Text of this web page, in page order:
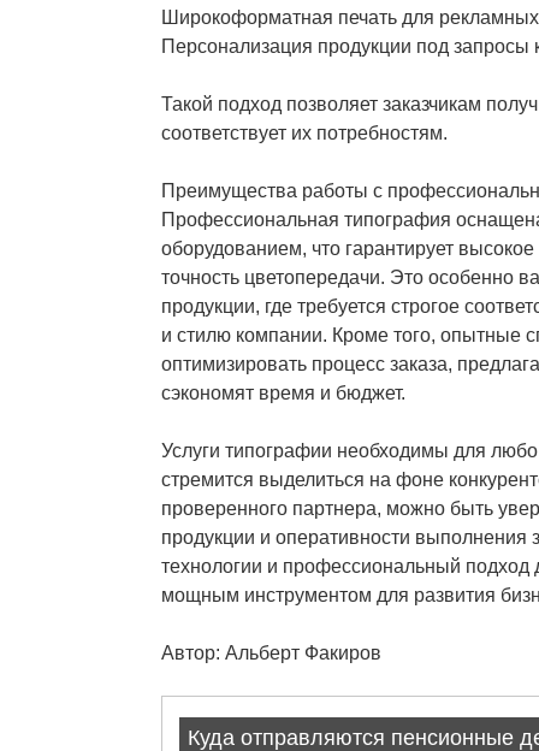
Широкоформатная печать для
Персонализация продукции под запросы
Такой подход позволяет заказчикам
соответствует их потребностям.
Преимущества работы с
Профессиональная типография
оборудованием, что гарантирует высокое
точность цветопередачи. Это особенно
продукции, где требуется строгое
и стилю компании. Кроме того, опытные
оптимизировать процесс заказа,
сэкономят время и бюджет.
Услуги типографии необходимы для
стремится выделиться на фоне
проверенного партнера, можно быть
продукции и оперативности выполнения
технологии и профессиональный
мощным инструментом для развития
Автор: Альберт Факиров